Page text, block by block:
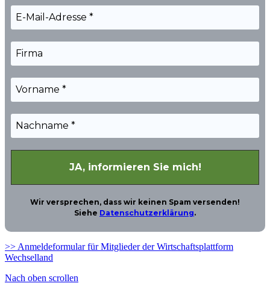
Wir versprechen, dass wir keinen Spam versenden!
Siehe Datenschutzerklärung.
>> Anmeldeformular für Mitglieder der Wirtschaftsplattform
Wechselland
Nach oben scrollen